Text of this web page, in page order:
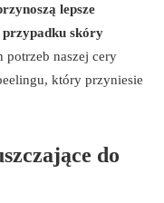
lepsze
skóry
naszej cery
który przyniesie
do